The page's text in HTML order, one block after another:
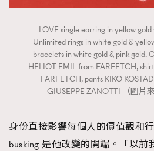
LOVE single earring in yellow
Unlimited rings in white gold &
bracelets in white gold & pink gold.
HELIOT EMIL from FARFETCH,
FARFETCH, pants KIKO
GIUSEPPE ZANOTTI （圖片
身份直接影響每個人的價值觀和
busking 是他改變的開端。「以前